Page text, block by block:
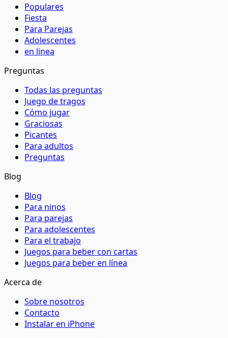
Populares
Fiesta
Para Parejas
Adolescentes
en linea
Preguntas
Todas las preguntas
Juego de tragos
Cómo jugar
Graciosas
Picantes
Para adultos
Preguntas
Blog
Blog
Para ninos
Para parejas
Para adolescentes
Para el trabajo
Juegos para beber con cartas
Juegos para beber en línea
Acerca de
Sobre nosotros
Contacto
Instalar en iPhone